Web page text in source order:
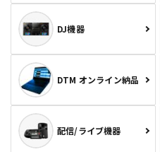
DJ機器
DTM オンライン納品
配信/ライブ機器